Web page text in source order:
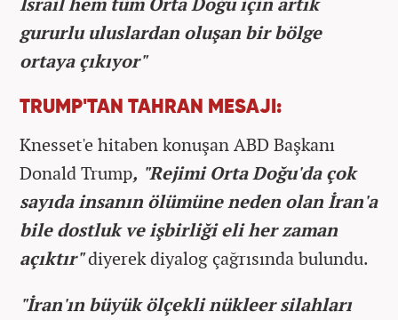
gururlu uluslardan oluşan bir bölge
ortaya çıkıyor"
TRUMP'TAN TAHRAN MESAJI:
Knesset'e hitaben konuşan ABD Başkanı
Donald Trump, "Rejimi Orta Doğu'da çok
sayıda insanın ölümüne neden olan İran'a
bile dostluk ve işbirliği eli her zaman
açıktır"diyerek diyalog çağrısında bulundu.
"İran'ın büyük ölçekli nükleer silahları